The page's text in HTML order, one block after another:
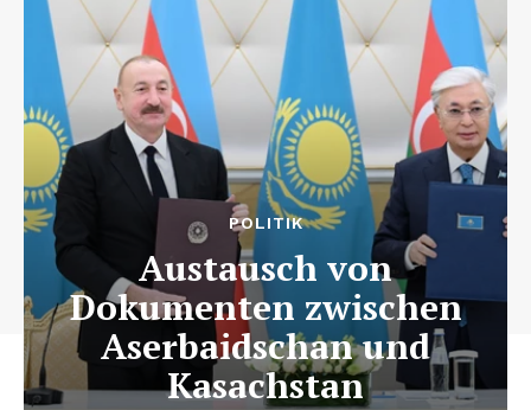
POLITIK
Austausch von
Dokumenten zwischen
Aserbaidschan und
Kasachstan